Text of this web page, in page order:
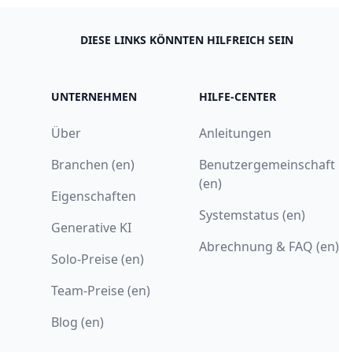
DIESE LINKS KÖNNTEN HILFREICH SEIN
UNTERNEHMEN
Über
Branchen (en)
Eigenschaften
Generative KI
Solo-Preise (en)
Team-Preise (en)
Blog (en)
HILFE-CENTER
Anleitungen
Benutzergemeinschaft
(en)
Systemstatus (en)
Abrechnung & FAQ (en)